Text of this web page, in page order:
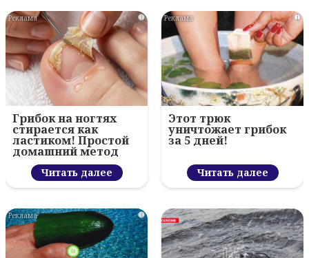
i
Грибок на ногтях
стирается как
ластиком! Простой
домашний метод
Читать далее
i
Этот трюк
уничтожает грибок
за 5 дней!
Читать далее
i